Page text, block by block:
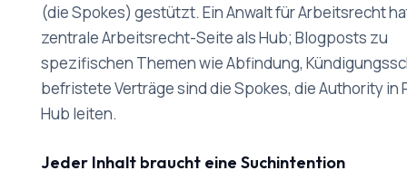
(die Spokes) gestützt. Ein Anwalt für Arbeitsrecht
zentrale Arbeitsrecht-Seite als Hub; Blogposts zu
spezifischen Themen wie Abfindung,
befristete Verträge sind die Spokes, die Authority in
Hub leiten.
Jeder Inhalt braucht eine Suchintention